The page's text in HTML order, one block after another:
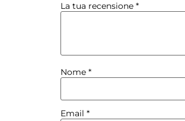
La tua recensione *
Nome *
Email *